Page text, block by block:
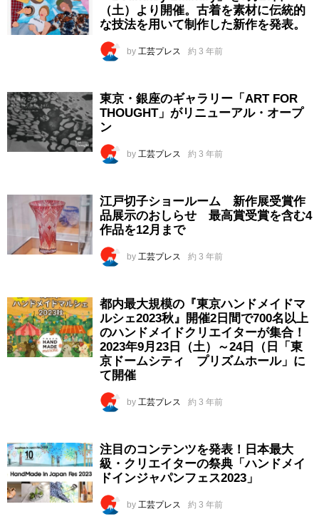
（土）より開催。古着を素材に伝統的
な技法を用いて制作した新作を発表。
by 工芸プレス 約 3 年前
東京・銀座のギャラリー「ART FOR
THOUGHT」がリニューアル・オープ
ン
by 工芸プレス 約 3 年前
江戸切子ショールーム 新作展受賞作
品展示のおしらせ 最高賞受賞を含む4
作品を12月まで
by 工芸プレス 約 3 年前
都内最大規模の『東京ハンドメイドマ
ルシェ2023秋』開催2日間で700名以上
のハンドメイドクリエイターが集合！
2023年9月23日（土）～24日（日「東
京ドームシティ プリズムホール」に
て開催
by 工芸プレス 約 3 年前
注目のコンテンツを発表！日本最大
級・クリエイターの祭典「ハンドメイ
ドインジャパンフェス2023」
by 工芸プレス 約 3 年前